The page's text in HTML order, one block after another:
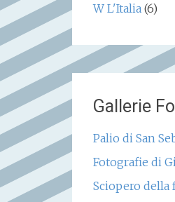
W L'Italia(6)
Gallerie
Palio di San
Fotografie di
Sciopero della